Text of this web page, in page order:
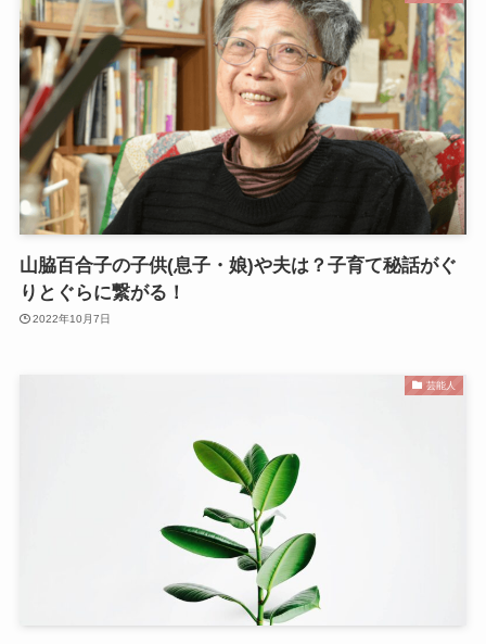
山脇百合子の子供(息子・娘)や夫は？子育て秘話がぐ
りとぐらに繋がる！
2022年10月7日
芸能人